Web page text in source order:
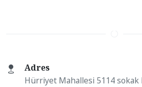
Adres
Hürriyet Mahallesi 5114 sokak